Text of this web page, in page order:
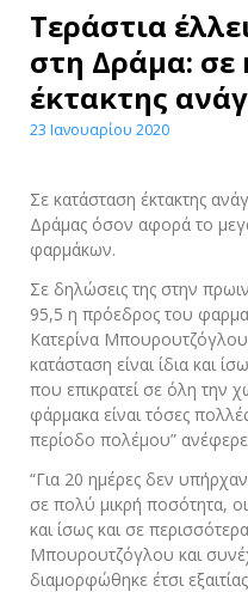
Τεράστια
στη Δράμα: σε
έκτακτης
23 Ιανουαρίου 2020
Σε κατάσταση έκτακτης
Δράμας όσον αφορά το
φαρμάκων.
Σε δηλώσεις της στην
95,5 η πρόεδρος του
Κατερίνα
κατάσταση είναι ίδια και
που επικρατεί σε όλη την
φάρμακα είναι τόσες
περίοδο πολέμου” ανέφερε
“Για 20 ημέρες δεν
σε πολύ μικρή ποσότητα,
και ίσως και σε
Μπουρουτζόγλου και
διαμορφώθηκε έτσι